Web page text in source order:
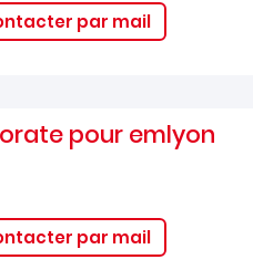
par mail
pour emlyon
par mail